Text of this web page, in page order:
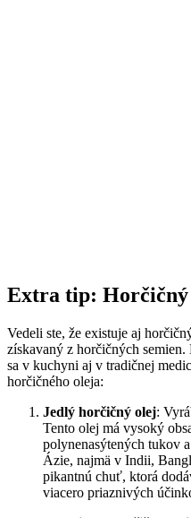
Extra tip: Horčičný
Vedeli ste, že existuje aj
získavaný z horčičných
sa v kuchyni aj v tradičnej
horčičného oleja:
Jedlý horčičný olej:
Tento olej má vysoký
polynenasýtených tukov
Ázie, najmä v Indii,
pikantnú chuť, ktorá
viacero priaznivých